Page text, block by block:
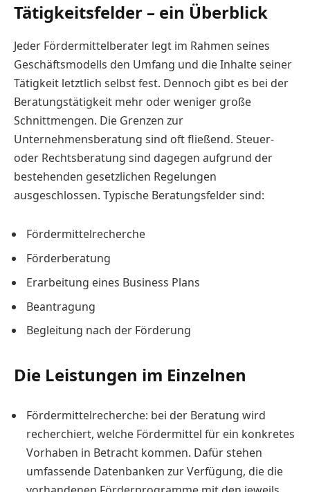
Tätigkeitsfelder – ein Überblick
Jeder Fördermittelberater legt im Rahmen seines
Geschäftsmodells den Umfang und die Inhalte seiner
Tätigkeit letztlich selbst fest. Dennoch gibt es bei der
Beratungstätigkeit mehr oder weniger große
Schnittmengen. Die Grenzen zur
Unternehmensberatung sind oft fließend. Steuer-
oder Rechtsberatung sind dagegen aufgrund der
bestehenden gesetzlichen Regelungen
ausgeschlossen. Typische Beratungsfelder sind:
Fördermittelrecherche
Förderberatung
Erarbeitung eines Business Plans
Beantragung
Begleitung nach der Förderung
Die Leistungen im Einzelnen
Fördermittelrecherche: bei der Beratung wird
recherchiert, welche Fördermittel für ein konkretes
Vorhaben in Betracht kommen. Dafür stehen
umfassende Datenbanken zur Verfügung, die die